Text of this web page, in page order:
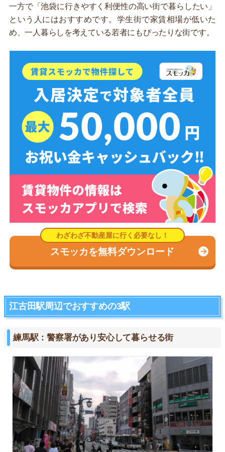
一方で「池袋に行きやすく利便性の高い街で暮らしたい」
という人にはおすすめです。学生街で家賃相場が低いた
め、一人暮らしを考えている若者にもぴったりな街です。
スモッカを無料ダウンロード
江古田駅周辺でおすすめの3駅
練馬駅：警察署があり安心して暮らせる街